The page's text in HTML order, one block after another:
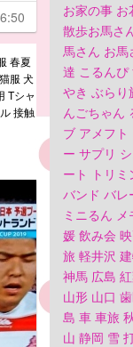
春夏
服 犬
Tシャ
接触
お家の事 お
散歩お馬さ
馬さん お馬
達 こるんぴ
やき ぶらり
んごちゃん
ブ アメフト
ー サプリ
ート トリ
バンド バレ
ミニるん メ
媛 飲み会
旅 軽井沢
神馬 広島
山形 山口
島 車 車旅
山 静岡 雪